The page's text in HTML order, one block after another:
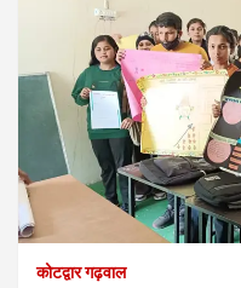
कोटद्वार गढ़वाल